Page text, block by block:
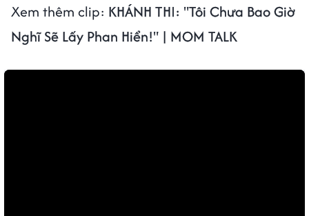
Xem thêm clip: KHÁNH THI: "Tôi Chưa Bao Giờ
Nghĩ Sẽ Lấy Phan Hiển!" | MOM TALK